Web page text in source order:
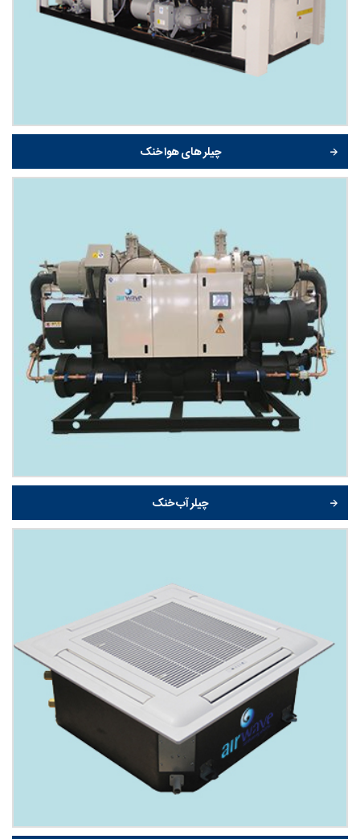
چیلر های هوا خنک
چیلر آب خنک